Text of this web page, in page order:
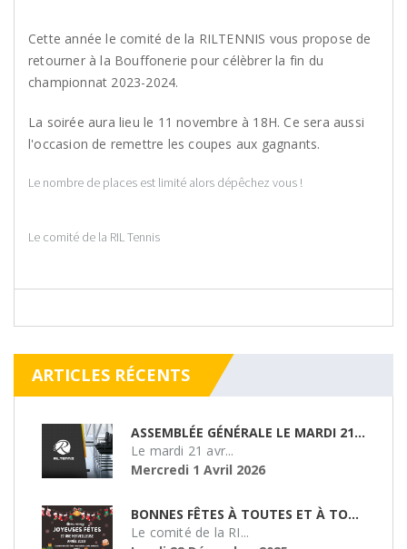
Cette année le comité de la RILTENNIS vous propose de
retourner à la Bouffonerie pour célèbrer la fin du
championnat 2023-2024.
La soirée aura lieu le 11 novembre à 18H. Ce sera aussi
l'occasion de remettre les coupes aux gagnants.
Le nombre de places est limité alors dépêchez vous !
Le comité de la RIL Tennis
ARTICLES RÉCENTS
ASSEMBLÉE GÉNÉRALE LE MARDI 21/04/26
Le mardi 21 avr...
Mercredi 1 Avril 2026
BONNES FÊTES À TOUTES ET À TOUS !
Le comité de la RI...